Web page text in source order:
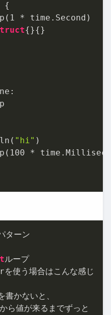
{
1 * time.Second)
{}{}
"hi" )
100 *
ターン
ループ
う場合はこんな感じ
書かないと、
値が来るまでずっと